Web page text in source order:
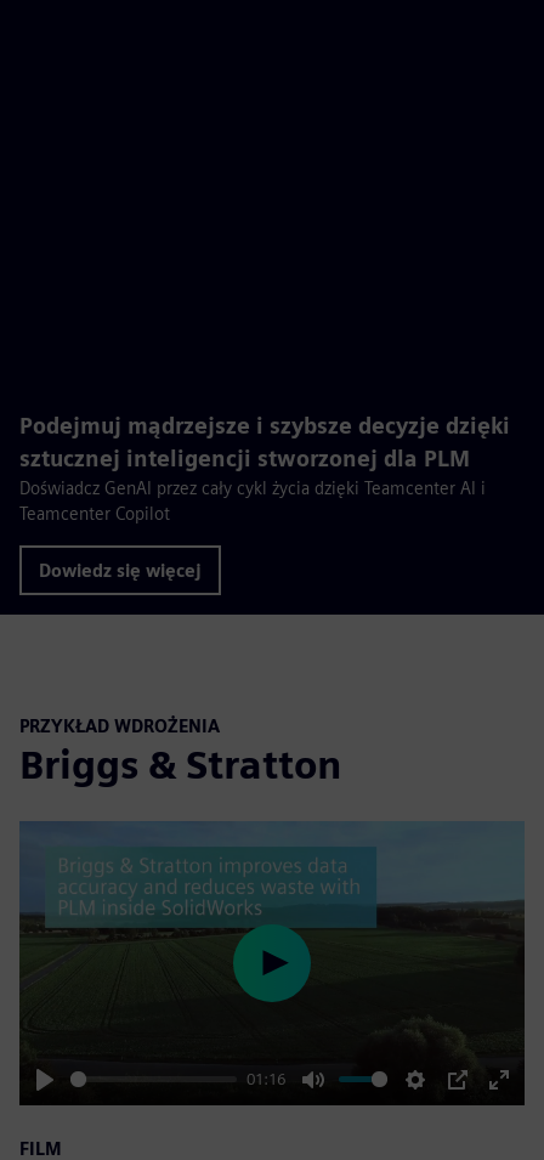
Podejmuj mądrzejsze i szybsze decyzje dzięki
sztucznej inteligencji stworzonej dla PLM
Doświadcz GenAI przez cały cykl życia dzięki Teamcenter AI i
Teamcenter Copilot
Dowiedz się więcej
PRZYKŁAD WDROŻENIA
Briggs & Stratton
Play
01:16
Mute Settings
PIP
Enter
Play
FILM